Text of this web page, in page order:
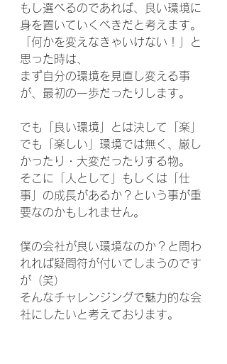
もし選べるのであれば、良い環境に
身を置いていくべきだと考えます。
「何かを変えなきゃいけない！」と
思った時は、
まず自分の環境を見直し変える事
が、最初の一歩だったりします。
でも「良い環境」とは決して「楽」
でも「楽しい」環境では無く、厳し
かったり・大変だったりする物。
そこに「人として」もしくは「仕
事」の成長があるか？という事が重
要なのかもしれません。
僕の会社が良い環境なのか？と問わ
れれば疑問符が付いてしまうのです
が（笑）
そんなチャレンジングで魅力的な会
社にしたいと考えております。